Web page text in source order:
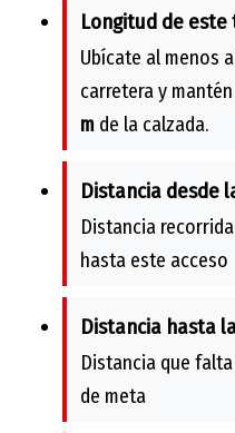
Longitud de este
Ubícate al menos a
carretera y
m de la calzada.
Distancia desde
Distancia
hasta este acceso
Distancia hasta
Distancia que
de meta